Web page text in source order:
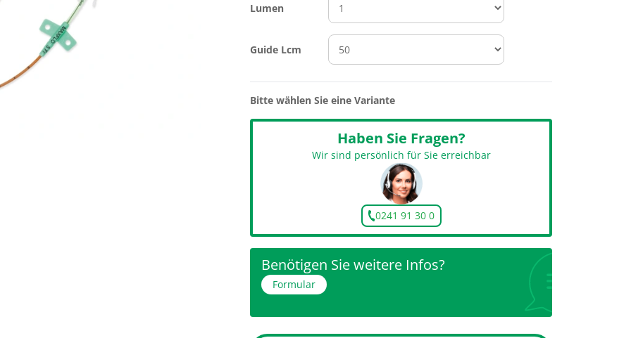
Lumen
Guide Lcm
Bitte wählen Sie eine Variante
Haben Sie Fragen?
Wir sind persönlich für Sie erreichbar
0241 91 30 0
Benötigen Sie weitere Infos?
Formular